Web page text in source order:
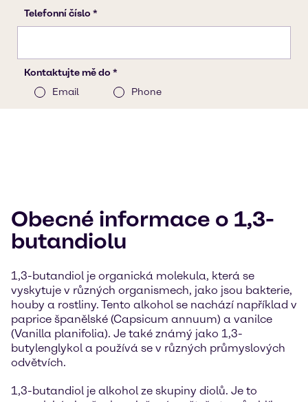
Obecné informace o 1,3-
butandiolu
1,3-butandiol je organická molekula, která se
vyskytuje v různých organismech, jako jsou bakterie,
houby a rostliny. Tento alkohol se nachází například v
paprice španělské (Capsicum annuum) a vanilce
(Vanilla planifolia). Je také známý jako 1,3-
butylenglykol a používá se v různých průmyslových
odvětvích.
1,3-butandiol je alkohol ze skupiny diolů. Je to